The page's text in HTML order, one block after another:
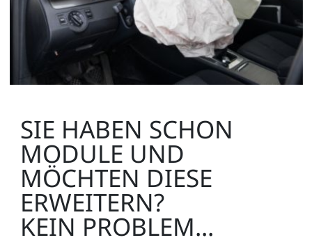
SIE HABEN SCHON
MODULE UND
MÖCHTEN DIESE
ERWEITERN?
KEIN PROBLEM...